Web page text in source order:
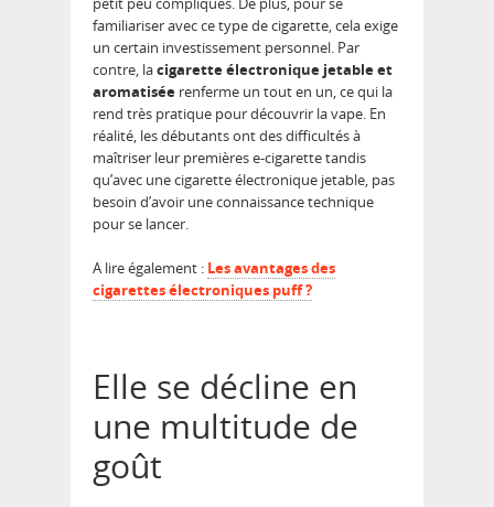
familiariser avec ce type de cigarette, cela exige
un certain investissement personnel. Par
contre, lacigarette électronique jetable et
aromatisée renferme un tout en un, ce qui la
rend très pratique pour découvrir la vape. En
réalité, les débutants ont des difficultés à
maîtriser leur premières e-cigarette tandis
qu’avec une cigarette électronique jetable, pas
besoin d’avoir une connaissance technique
pour se lancer.
A lire également : Les avantages des
cigarettes électroniques puff ?
Elle se décline en
une multitude de
goût